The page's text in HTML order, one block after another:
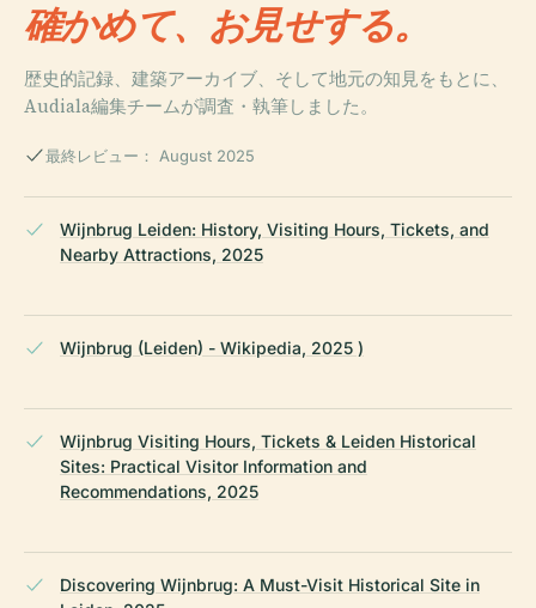
確かめて、お見せする。
歴史的記録、建築アーカイブ、そして地元の知見をもとに、
Audiala編集チームが調査・執筆しました。
最終レビュー： August 2025
Wijnbrug Leiden: History, Visiting Hours, Tickets, and
Nearby Attractions, 2025
Wijnbrug (Leiden) - Wikipedia, 2025 )
Wijnbrug Visiting Hours, Tickets & Leiden Historical
Sites: Practical Visitor Information and
Recommendations, 2025
Discovering Wijnbrug: A Must-Visit Historical Site in